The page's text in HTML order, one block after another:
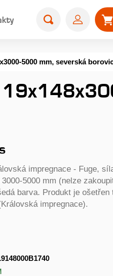
5000 mm, severská
impregnace - Fuge,
5000 mm (nelze
barva. Produkt je ošetřen
impregnace).